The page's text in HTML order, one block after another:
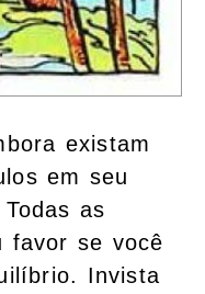
existam
em seu
as
favor se você
Invista